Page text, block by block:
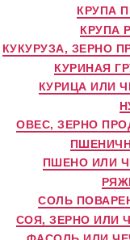
КРУПА
КРУПА
КУКУРУЗА, ЗЕРНО
КУРИНАЯ
КУРИЦА ИЛИ
ОВЕС, ЗЕРНО
ПШЕНО ИЛИ
СОЛЬ
СОЯ, ЗЕРНО ИЛИ